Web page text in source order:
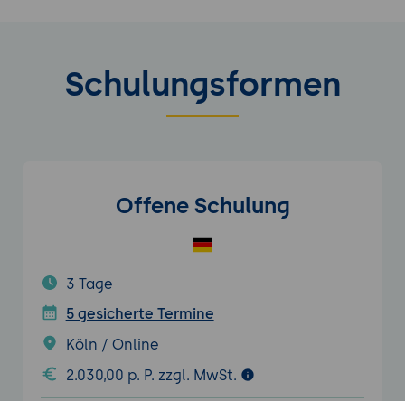
Schulungsformen
Offene Schulung
3 Tage
5 gesicherte Termine
Köln / Online
2.030,00 p. P. zzgl. MwSt.